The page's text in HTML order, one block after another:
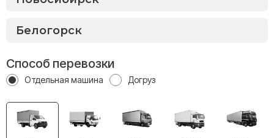
Способ перевозки
Отдельная машина Догруз